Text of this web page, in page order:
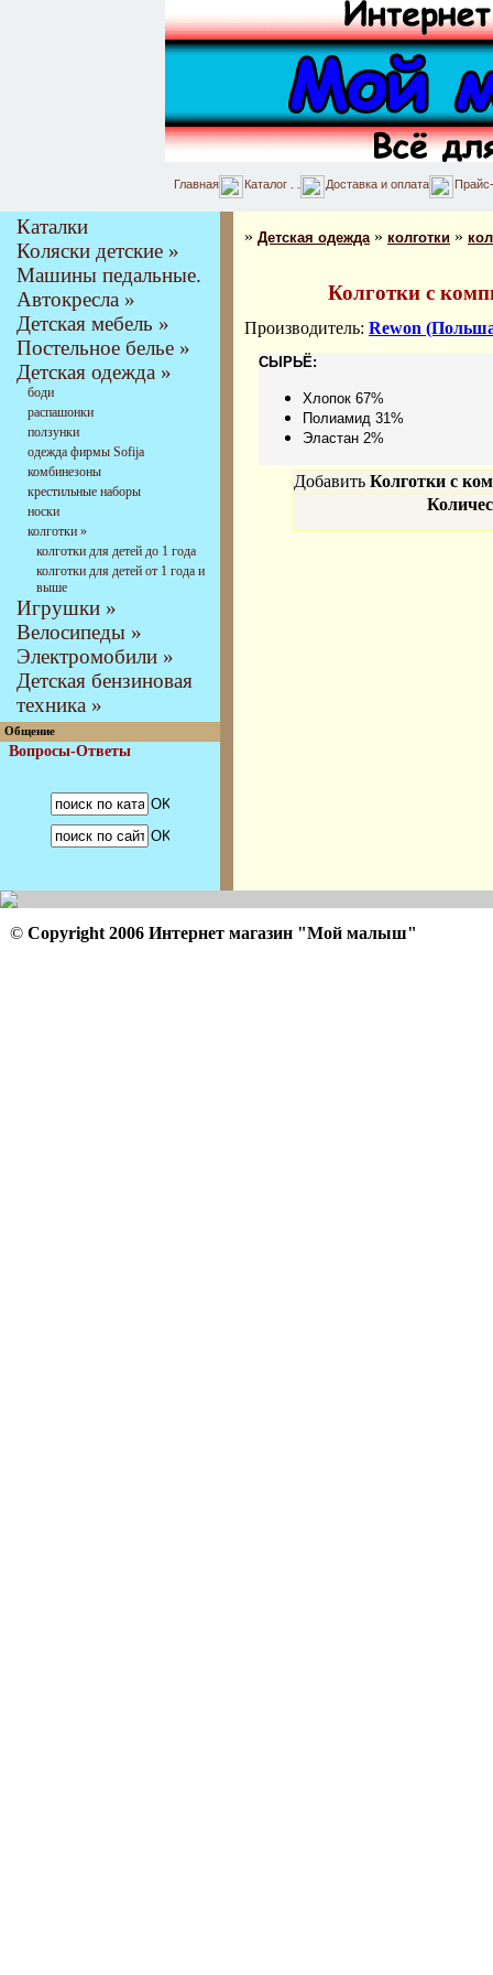
Главная Каталог Доставка и оплата
Каталки
Коляски детские »
Машины педальные.
Автокресла »
Детская мебель »
Постельное белье »
Детская одежда »
боди
распашонки
ползунки
одежда фирмы Sofija
комбинезоны
крестильные наборы
носки
колготки »
колготки для детей до 1 года
колготки для детей от 1 года и
выше
Игрушки »
Велосипеды »
Электромобили »
Детская бензиновая
техника »
Общение
Вопросы-Ответы
» Детская одежда » колготки »
Колготки с
Производитель: Rewon
СЫРЬЁ:
Хлопок 67%
Полиамид 31%
Эластан 2%
ДобавитьКолготки с
© Copyright 2006 Интернет магазин "Мой малыш"